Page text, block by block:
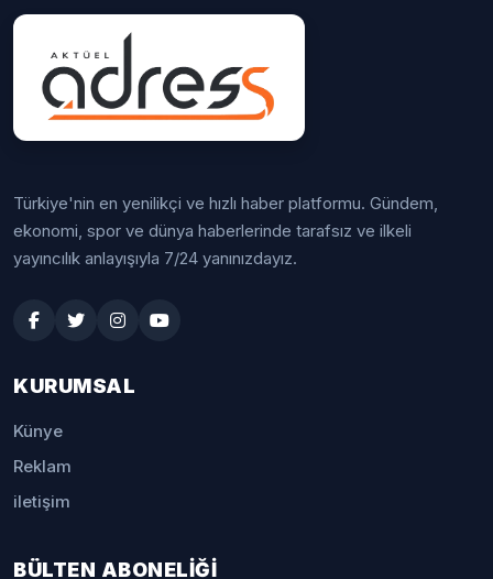
Türkiye'nin en yenilikçi ve hızlı haber platformu. Gündem,
ekonomi, spor ve dünya haberlerinde tarafsız ve ilkeli
yayıncılık anlayışıyla 7/24 yanınızdayız.
KURUMSAL
Künye
Reklam
iletişim
BÜLTEN ABONELİĞİ